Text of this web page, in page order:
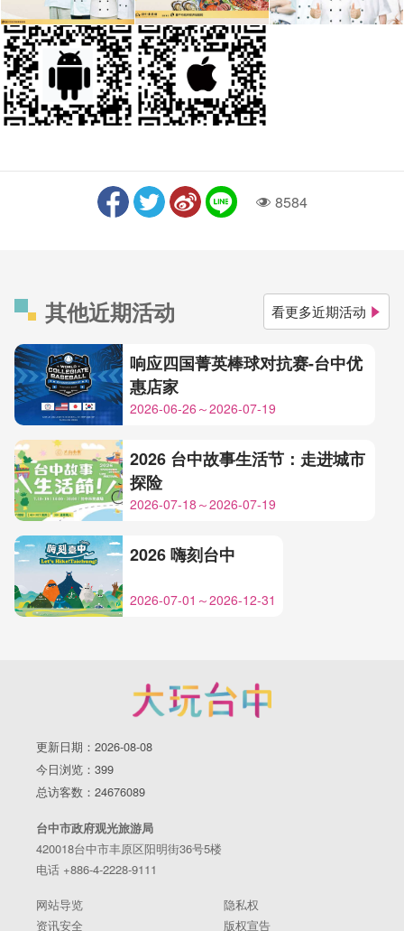
人气8584
其他近期活动 看更多近期活动
响应四国菁英棒球对抗赛-台中优
惠店家
2026-06-26～2026-07-19
2026 台中故事生活节：走进城市
探险
2026-07-18～2026-07-19
2026 嗨刻台中
2026-07-01～2026-12-31
更新日期：2026-08-08
今日浏览：399
总访客数：24676089
台中市政府观光旅游局
420018台中市丰原区阳明街36号5楼
电话 +886-4-2228-9111
网站导览
隐私权
资讯安全
版权宣告